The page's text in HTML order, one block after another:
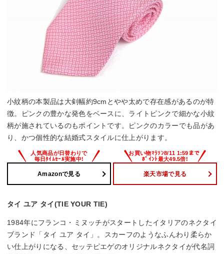
小紋柄の本製品は大剣幅約9cmとやや太めで存在感があるのが特
徴。ピンクの豊かな発色をベースに、ライトピンクで細かな小紋
柄が施されているのもポイントです。ピンクのカラーでも品があ
り、かつ個性的な結婚式スタイルに仕上がります。
Amazonで見る 楽天市場で見る
タイ ユア タイ(TIE YOUR TIE)
1984年にフランコ・ミヌッチがスタートしたイタリアのネクタイ
ブランド「タイ ユア タイ」。スカーフのようなふんわり柔らか
い仕上がりになる、セッテピエゲのオリジナルネクタイが代名詞